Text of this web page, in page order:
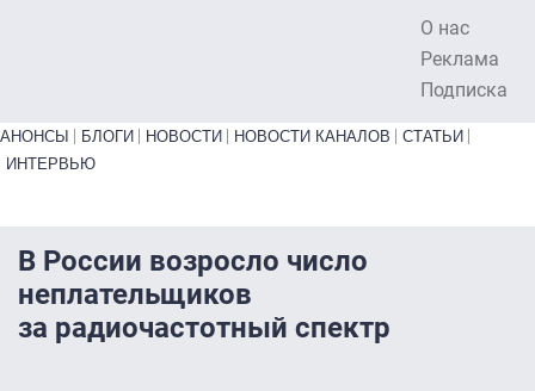
О нас
Реклама
Подписка
Primary links bottom
АНОНСЫ БЛОГИ НОВОСТИ НОВОСТИ КАНАЛОВ
СТАТЬИ
ИНТЕРВЬЮ
В России возросло число
неплательщиков
за радиочастотный спектр